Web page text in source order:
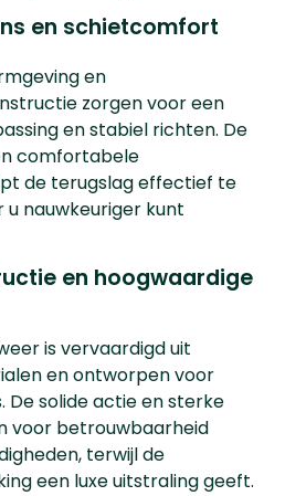
en schietcomfort
en
zorgen voor een
en stabiel richten. De
comfortabele
de terugslag effectief te
nauwkeuriger kunt
en hoogwaardige
is vervaardigd uit
en ontworpen voor
De solide actie en sterke
voor betrouwbaarheid
terwijl de
een luxe uitstraling geeft.